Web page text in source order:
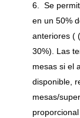
Se
en un 50%
anteriores (
30%). Las
mesas si el
disponible,
mesas/